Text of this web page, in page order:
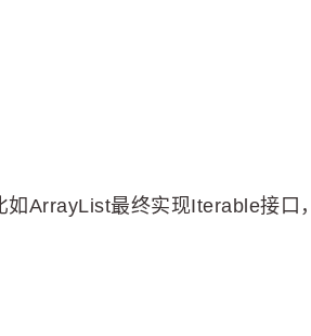
ArrayList最终实现Iterable接口，